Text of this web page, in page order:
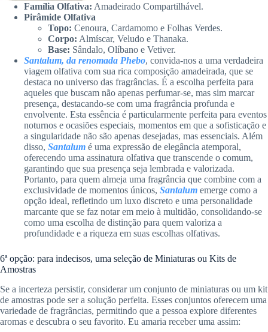
Família Olfativa: Amadeirado Compartilhável.
Pirâmide Olfativa
Topo: Cenoura, Cardamomo e Folhas Verdes.
Corpo: Almíscar, Veludo e Thanaka.
Base: Sândalo, Olíbano e Vetiver.
Santalum, da renomada Phebo, convida-nos a uma verdadeira
viagem olfativa com sua rica composição amadeirada, que se
destaca no universo das fragrâncias. É a escolha perfeita para
aqueles que buscam não apenas perfumar-se, mas sim marcar
presença, destacando-se com uma fragrância profunda e
envolvente. Esta essência é particularmente perfeita para eventos
noturnos e ocasiões especiais, momentos em que a sofisticação e
a singularidade não são apenas desejadas, mas essenciais. Além
disso, Santalum é uma expressão de elegância atemporal,
oferecendo uma assinatura olfativa que transcende o comum,
garantindo que sua presença seja lembrada e valorizada.
Portanto, para quem almeja uma fragrância que combine com a
exclusividade de momentos únicos, Santalum emerge como a
opção ideal, refletindo um luxo discreto e uma personalidade
marcante que se faz notar em meio à multidão, consolidando-se
como uma escolha de distinção para quem valoriza a
profundidade e a riqueza em suas escolhas olfativas.
6ª opção: para indecisos, uma seleção de Miniaturas ou Kits de
Amostras
Se a incerteza persistir, considerar um conjunto de miniaturas ou um kit
de amostras pode ser a solução perfeita. Esses conjuntos oferecem uma
variedade de fragrâncias, permitindo que a pessoa explore diferentes
aromas e descubra o seu favorito. Eu amaria receber uma assim: